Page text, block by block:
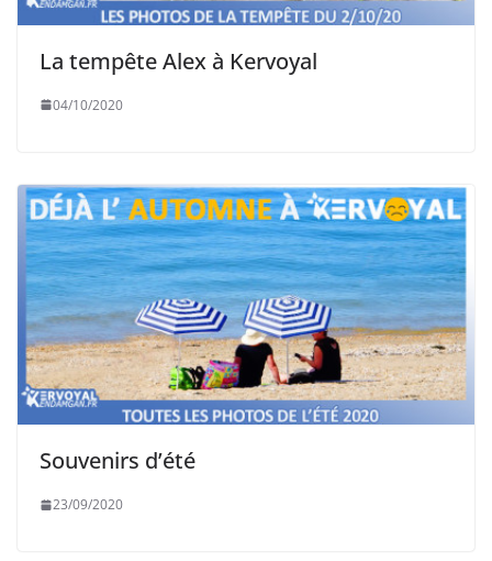
La tempête Alex à Kervoyal
04/10/2020
Souvenirs d’été
23/09/2020